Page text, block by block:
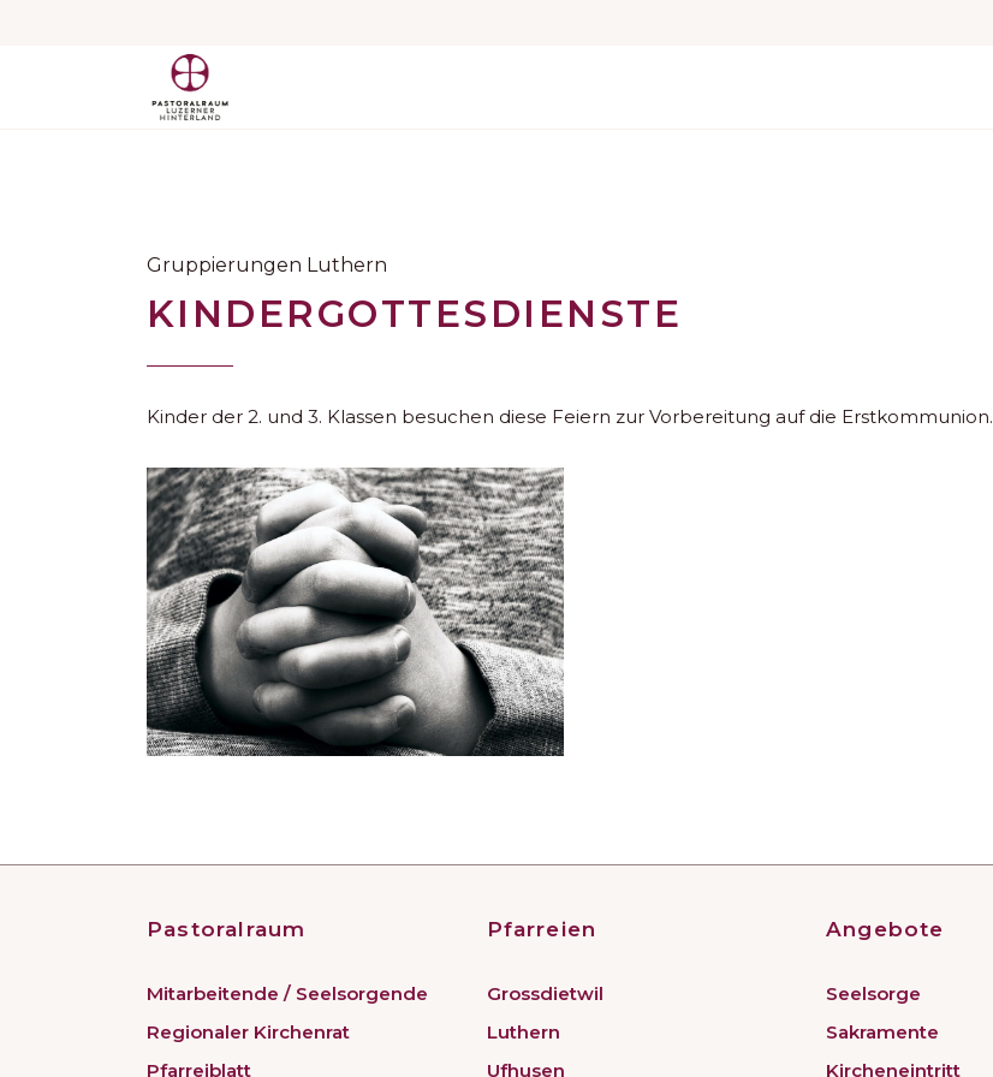
Gruppierungen Luthern
KINDERGOTTESDIENSTE
Kinder der 2. und 3. Klassen besuchen diese Feiern zur Vorbereitung auf die Erstkommunion.
Pastoralraum
Mitarbeitende / Seelsorgende
Regionaler Kirchenrat
Pfarreiblatt
Pfarreien
Grossdietwil
Luthern
Ufhusen
Angebote
Seelsorge
Sakramente
Kircheneintritt